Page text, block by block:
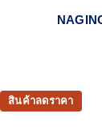
สินค้าลดราคา